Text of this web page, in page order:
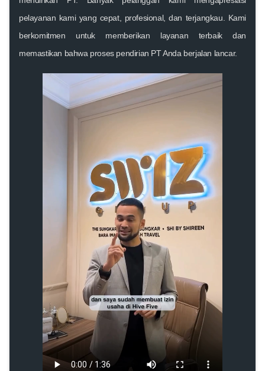
pelayanan kami yang cepat, profesional, dan terjangkau. Kami
berkomitmen untuk memberikan layanan terbaik dan
memastikan bahwa proses pendirian PT Anda berjalan lancar.